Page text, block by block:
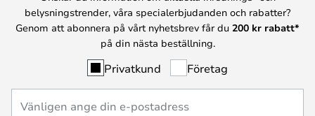
belysningstrender, våra specialerbjudanden och rabatter?
Genom att abonnera på vårt nyhetsbrev får du 200 kr rabatt*
på din nästa beställning.
Privatkund Företag